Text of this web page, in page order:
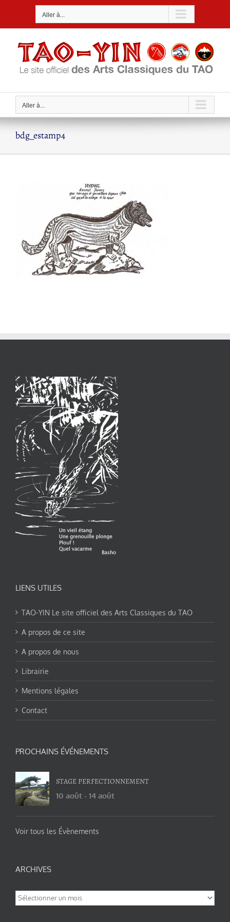
Aller à...
Aller à...
bdg_estamp4
LIENS UTILES
TAO-YIN Le site officiel des Arts Classiques du TAO
A propos de ce site
A propos de nous
Librairie
Mentions légales
Contact
PROCHAINS ÉVÉNEMENTS
STAGE PERFECTIONNEMENT
10 août - 14 août
Voir tous les Évènements
ARCHIVES
Archives